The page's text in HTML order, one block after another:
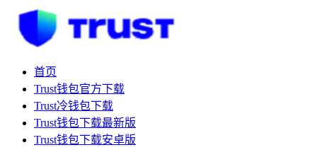
首页
Trust钱包官方下载
Trust冷钱包下载
Trust钱包下载最新版
Trust钱包下载安卓版